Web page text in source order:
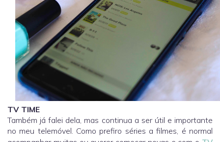
TV TIME
Também já falei dela, mas continua a ser útil e importante
no meu telemóvel. Como prefiro séries a filmes, é normal